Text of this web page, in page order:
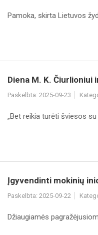
Pamoka, skirta Lietuvos
Diena M. K. Čiurlioniui
Paskelbta: 2025-09-23
„Bet reikia turėti šviesos
Įgyvendinti mokinių
Paskelbta: 2025-09-22
Džiaugiamės